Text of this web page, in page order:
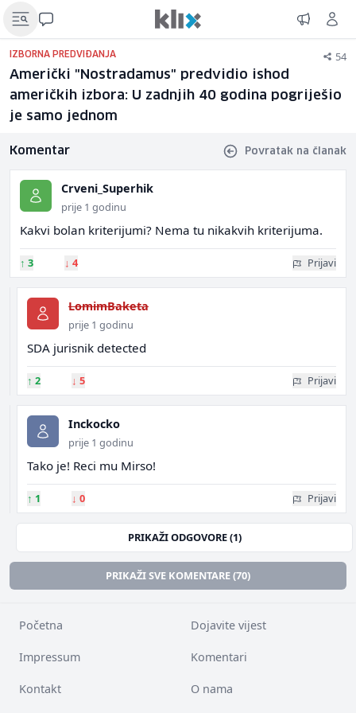
IZBORNA PREDVIĐANJA 54
Američki "Nostradamus" predvidio ishod
američkih izbora: U zadnjih 40 godina pogriješio
je samo jednom
Komentar Povratak na članak
Crveni_Superhik
prije 1 godinu
Kakvi bolan kriterijumi? Nema tu nikakvih kriterijuma.
↑ 3 ↓ 4 Prijavi
LomimBaketa
prije 1 godinu
SDA jurisnik detected
↑ 2 ↓ 5 Prijavi
Inckocko
prije 1 godinu
Tako je! Reci mu Mirso!
↑ 1 ↓ 0 Prijavi
PRIKAŽI ODGOVORE (1)
PRIKAŽI SVE KOMENTARE (70)
Početna Dojavite vijest
Impressum Komentari
Kontakt O nama